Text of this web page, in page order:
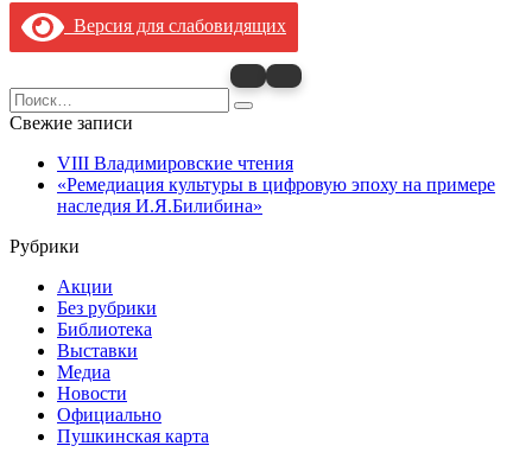
Версия для слабовидящих
Search
for:
Свежие записи
VIII Владимировские чтения
«Ремедиация культуры в цифровую эпоху на примере
наследия И.Я.Билибина»
Рубрики
Акции
Без рубрики
Библиотека
Выставки
Медиа
Новости
Официально
Пушкинская карта